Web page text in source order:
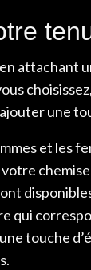
attachant
une
et les
qui
touche